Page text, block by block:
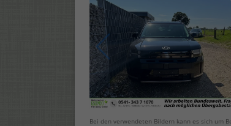
Bei den verwendeten Bildern kann es sich um